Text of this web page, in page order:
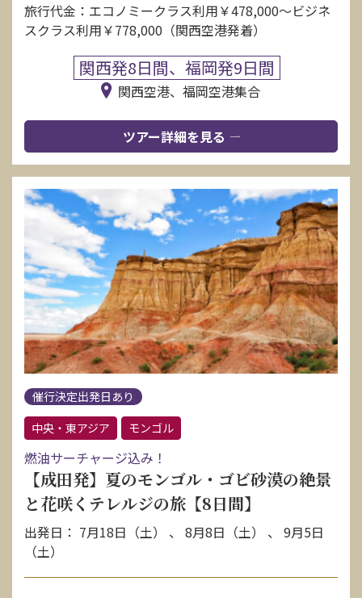
旅行代金：エコノミークラス利用￥478,000〜ビジネ
スクラス利用￥778,000（関西空港発着）
関西発8日間、福岡発9日間
関西空港、福岡空港集合
ツアー詳細を見る
催行決定出発日あり
中央・東アジア
モンゴル
燃油サーチャージ込み！
【成田発】夏のモンゴル・ゴビ砂漠の絶景
と花咲くテレルジの旅【8日間】
出発日： 7月18日（土） 、 8月8日（土） 、 9月5日
（土）